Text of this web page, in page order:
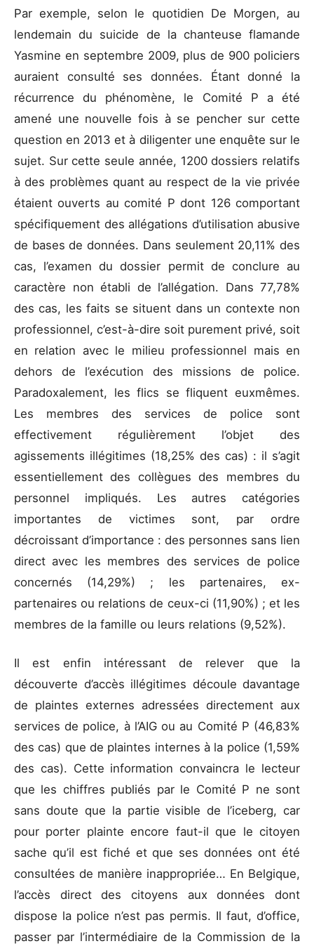
Par exemple, selon le quotidien De Morgen, au
lendemain du suicide de la chanteuse flamande
Yasmine en septembre 2009, plus de 900 policiers
auraient consulté ses données. Étant donné la
récurrence du phénomène, le Comité P a été
amené une nouvelle fois à se pencher sur cette
question en 2013 et à diligenter une enquête sur le
sujet. Sur cette seule année, 1200 dossiers relatifs
à des problèmes quant au respect de la vie privée
étaient ouverts au comité P dont 126 comportant
spécifiquement des allégations d’utilisation abusive
de bases de données. Dans seulement 20,11% des
cas, l’examen du dossier permit de conclure au
caractère non établi de l’allégation. Dans 77,78%
des cas, les faits se situent dans un contexte non
professionnel, c’est-à-dire soit purement privé, soit
en relation avec le milieu professionnel mais en
dehors de l’exécution des missions de police.
Paradoxalement, les flics se fliquent euxmêmes.
Les membres des services de police sont
effectivement régulièrement l’objet des
agissements illégitimes (18,25% des cas) : il s’agit
essentiellement des collègues des membres du
personnel impliqués. Les autres catégories
importantes de victimes sont, par ordre
décroissant d’importance : des personnes sans lien
direct avec les membres des services de police
concernés (14,29%) ; les partenaires, ex-
partenaires ou relations de ceux-ci (11,90%) ; et les
membres de la famille ou leurs relations (9,52%).
Il est enfin intéressant de relever que la
découverte d’accès illégitimes découle davantage
de plaintes externes adressées directement aux
services de police, à l’AIG ou au Comité P (46,83%
des cas) que de plaintes internes à la police (1,59%
des cas). Cette information convaincra le lecteur
que les chiffres publiés par le Comité P ne sont
sans doute que la partie visible de l’iceberg, car
pour porter plainte encore faut-il que le citoyen
sache qu’il est fiché et que ses données ont été
consultées de manière inappropriée… En Belgique,
l’accès direct des citoyens aux données dont
dispose la police n’est pas permis. Il faut, d’office,
passer par l’intermédiaire de la Commission de la